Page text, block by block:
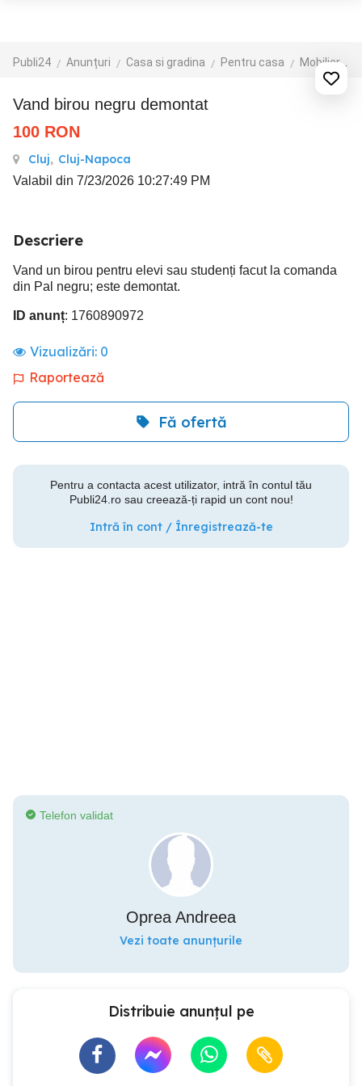
Publi24 Anunțuri Casa si gradina Pentru casa Mobilier
Vand birou negru demontat
100 RON
Cluj, Cluj-Napoca
Valabil din 7/23/2026 10:27:49 PM
Descriere
Vand un birou pentru elevi sau studenți facut la comanda
din Pal negru; este demontat.
ID anunț: 1760890972
Vizualizări: 0
Raportează
Fă ofertă
Pentru a contacta acest utilizator, intră în contul tău
Publi24.ro sau creează-ți rapid un cont nou!
Intră în cont / Înregistrează-te
Telefon validat
Oprea Andreea
Vezi toate anunțurile
Distribuie anunțul pe